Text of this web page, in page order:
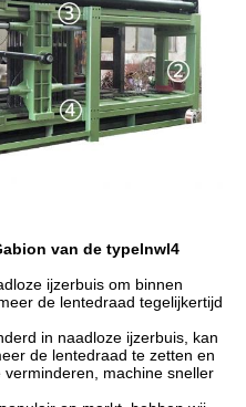
van de typelnwl4
ijzerbuis om binnen
de lentedraad tegelijkertijd
in naadloze ijzerbuis, kan
de lentedraad te zetten en
machine sneller